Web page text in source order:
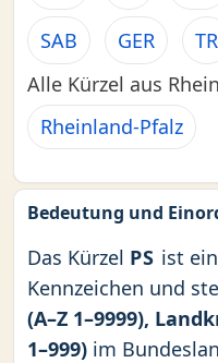
SAB GER TR
Alle Kürzel aus
Rheinland-Pfalz
Bedeutung und
Das Kürzel PS ist
Kennzeichen und
(A–Z 1–9999),
1–999) im